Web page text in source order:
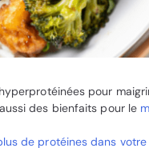
pour
des bienfaits pour le
de protéines dans